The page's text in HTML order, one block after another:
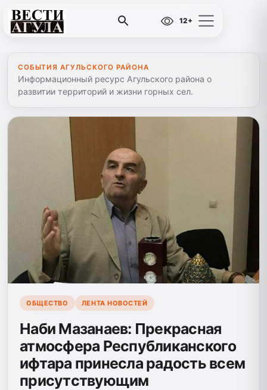
12+
СОБЫТИЯ АГУЛЬСКОГО РАЙОНА
Информационный ресурс Агульского района о
развитии территорий и жизни горных сел.
ОБЩЕСТВО ЛЕНТА НОВОСТЕЙ
Наби Мазанаев: Прекрасная
атмосфера Республиканского
ифтара принесла радость всем
присутствующим